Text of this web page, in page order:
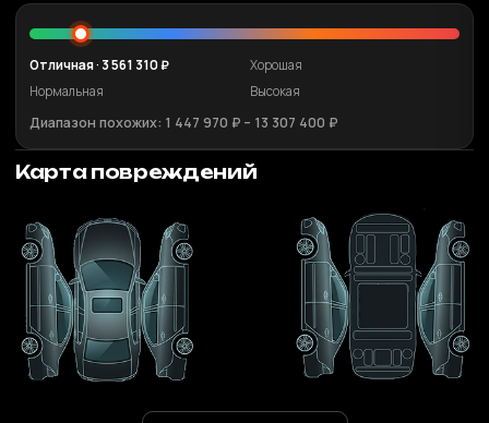
Отличная · 3 561 310 ₽
Хорошая
Нормальная
Высокая
Диапазон похожих: 1 447 970 ₽ – 13 307 400 ₽
Карта повреждений